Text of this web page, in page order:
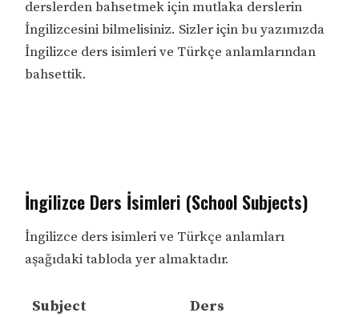
derslerden bahsetmek için mutlaka derslerin
İngilizcesini bilmelisiniz. Sizler için bu yazımızda
İngilizce ders isimleri ve Türkçe anlamlarından
bahsettik.
İngilizce Ders İsimleri (School Subjects)
İngilizce ders isimleri ve Türkçe anlamları
aşağıdaki tabloda yer almaktadır.
Subject Ders